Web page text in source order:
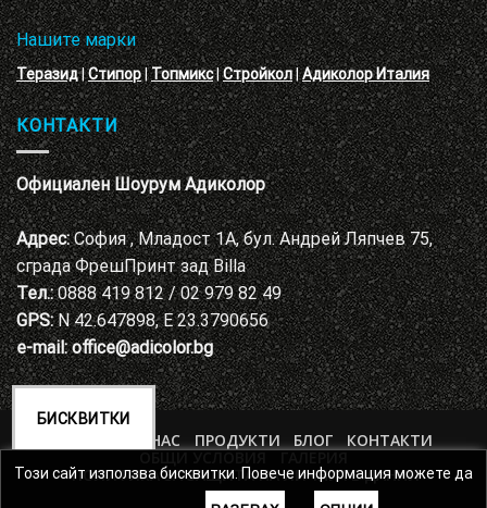
Нашите марки
Теразид|Стипор|Топмикс|Стройкол|Адиколор Италия
КОНТАКТИ
Официален Шоурум Адиколор
Адрес:София , Младост 1А, бул. Андрей Ляпчев 75,
сграда ФрешПринт зад Billa
Тел.:0888 419 812 / 02 979 82 49
GPS:N 42.647898, E 23.3790656
e-mail: office@adicolor.bg
ЗА НАС ПРОДУКТИ БЛОГ
КОНТАКТИ
ПОЛИТИКА ЗА ЗАЩИТА НА ЛИЧНИТЕ ДАННИ
БИСКВИТКИ
Този сайт използва бисквитки. Повече информация можете да